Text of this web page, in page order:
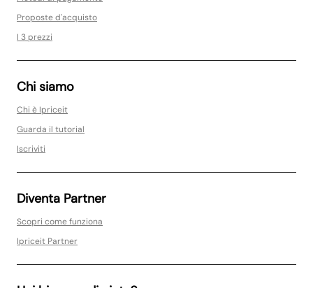
Proposte d'acquisto
I 3 prezzi
Chi siamo
Chi è Ipriceit
Guarda il tutorial
Iscriviti
Diventa Partner
Scopri come funziona
Ipriceit Partner